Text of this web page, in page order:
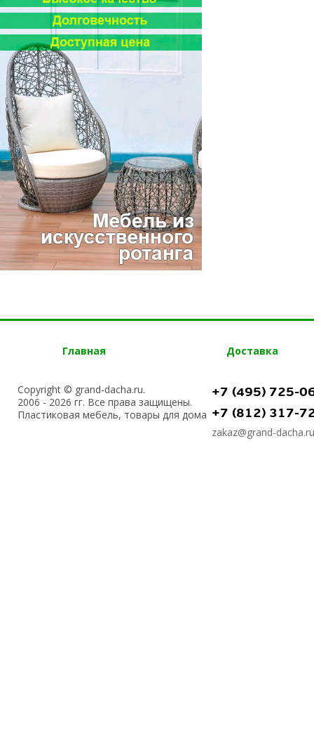
Главная Доставка
Copyright © grand-dacha.ru.
2006 - 2026 гг. Все права защищены.
Пластиковая мебель, товары для дома
+7 (495) 725-
+7 (812) 317-
zakaz@grand-dacha.ru